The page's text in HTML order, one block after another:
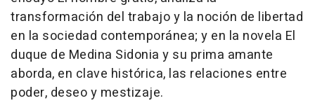
transformación del trabajo y la noción de libertad
en la sociedad contemporánea; y en la novela El
duque de Medina Sidonia y su prima amante
aborda, en clave histórica, las relaciones entre
poder, deseo y mestizaje.